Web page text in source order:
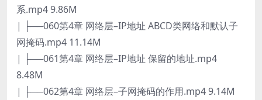
系.mp4 9.86M
| ├──060第4章 网络层–IP地址 ABCD类网络和默认子
网掩码.mp4 11.14M
| ├──061第4章 网络层–IP地址 保留的地址.mp4
8.48M
| ├──062第4章 网络层–子网掩码的作用.mp4 9.14M